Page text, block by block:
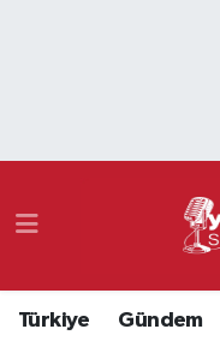
Türkiye Gündem
Namaz Vakitleri
Süper Lig Puan